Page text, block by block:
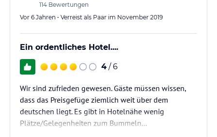
114 Bewertungen
Vor 6 Jahren • Verreist als Paar im November 2019
Ein ordentliches Hotel....
4 / 6
Wir sind zufrieden gewesen. Gäste müssen wissen,
dass das Preisgefüge ziemlich weit über dem
deutschen liegt. Es gibt in Hotelnähe wenig
Plätze/Gelegenheiten zum Bummeln...